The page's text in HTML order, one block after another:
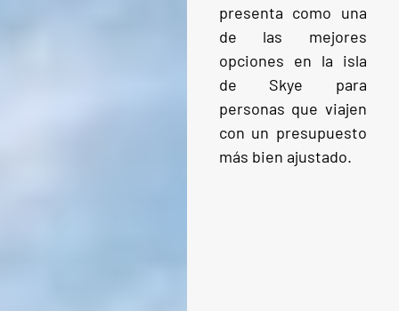
presenta como una
de las mejores
opciones en la isla
de Skye para
personas que viajen
con un presupuesto
más bien ajustado.